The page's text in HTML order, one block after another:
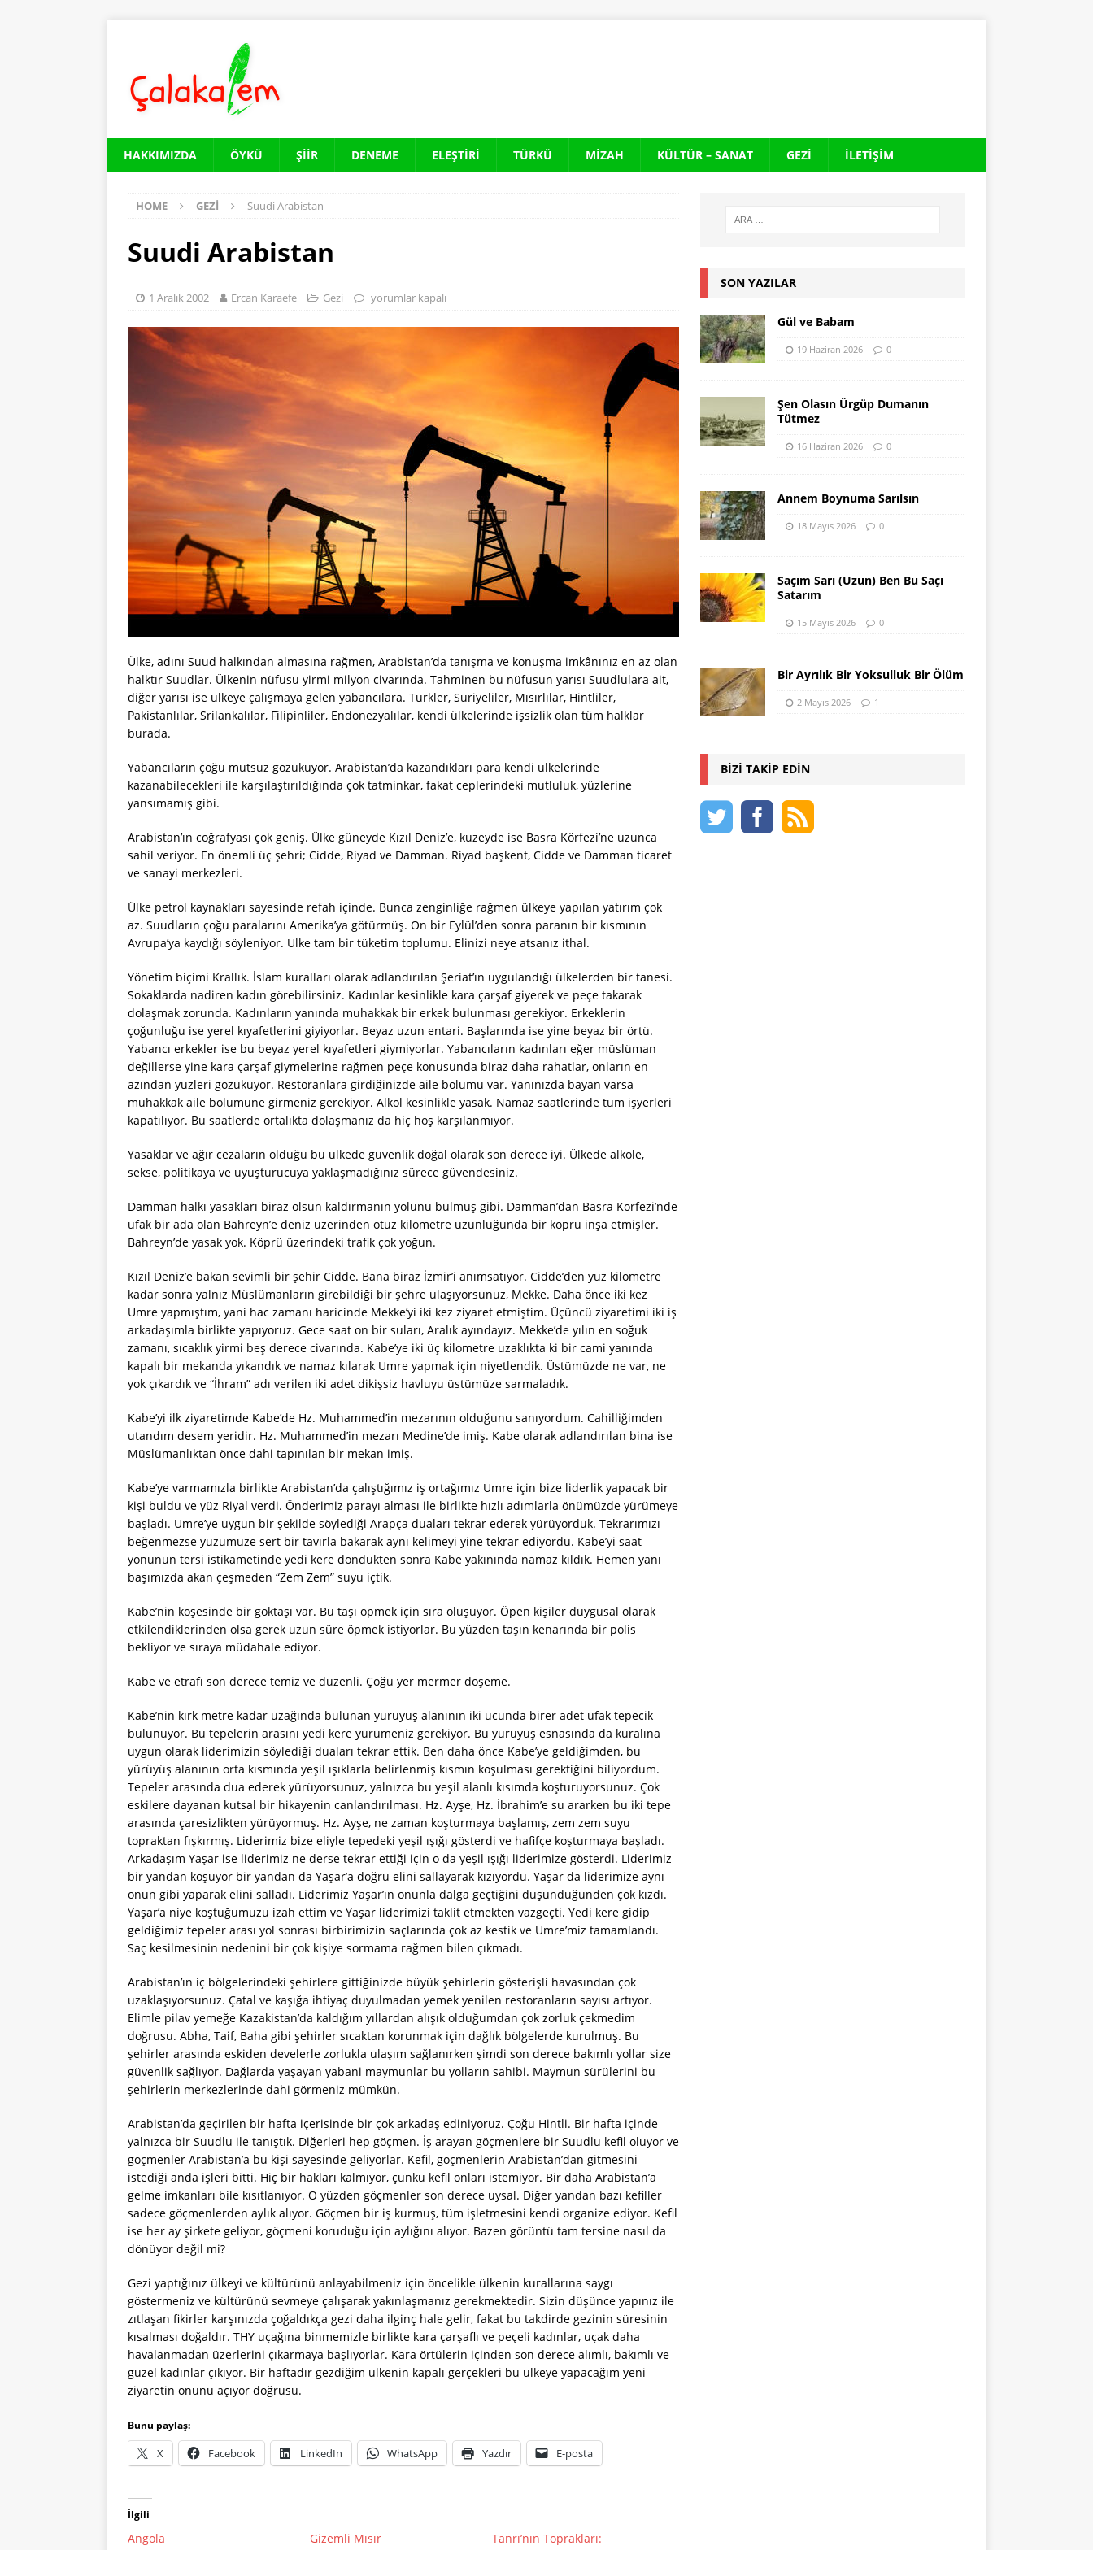
HAKKIMIZDA ÖYKÜ ŞIIR DENEME ELEŞTIRI TÜRKÜ MIZAH KÜLTÜR – SANAT GEZI İLETIŞIM
HOME GEZI Suudi Arabistan
Suudi Arabistan
1 Aralık 2002 Ercan Karaefe Gezi yorumlar kapalı
Ülke, adını Suud halkından almasına rağmen, Arabistan’da tanışma ve konuşma imkânınız en az olan
halktır Suudlar. Ülkenin nüfusu yirmi milyon civarında. Tahminen bu nüfusun yarısı Suudlulara ait,
diğer yarısı ise ülkeye çalışmaya gelen yabancılara. Türkler, Suriyeliler, Mısırlılar, Hintliler,
Pakistanlılar, Srilankalılar, Filipinliler, Endonezyalılar, kendi ülkelerinde işsizlik olan tüm halklar
burada.
Yabancıların çoğu mutsuz gözüküyor. Arabistan’da kazandıkları para kendi ülkelerinde
kazanabilecekleri ile karşılaştırıldığında çok tatminkar, fakat ceplerindeki mutluluk, yüzlerine
yansımamış gibi.
Arabistan’ın coğrafyası çok geniş. Ülke güneyde Kızıl Deniz’e, kuzeyde ise Basra Körfezi’ne uzunca
sahil veriyor. En önemli üç şehri; Cidde, Riyad ve Damman. Riyad başkent, Cidde ve Damman ticaret
ve sanayi merkezleri.
Ülke petrol kaynakları sayesinde refah içinde. Bunca zenginliğe rağmen ülkeye yapılan yatırım çok
az. Suudların çoğu paralarını Amerika’ya götürmüş. On bir Eylül’den sonra paranın bir kısmının
Avrupa’ya kaydığı söyleniyor. Ülke tam bir tüketim toplumu. Elinizi neye atsanız ithal.
Yönetim biçimi Krallık. İslam kuralları olarak adlandırılan Şeriat’ın uygulandığı ülkelerden bir tanesi.
Sokaklarda nadiren kadın görebilirsiniz. Kadınlar kesinlikle kara çarşaf giyerek ve peçe takarak
dolaşmak zorunda. Kadınların yanında muhakkak bir erkek bulunması gerekiyor. Erkeklerin
çoğunluğu ise yerel kıyafetlerini giyiyorlar. Beyaz uzun entari. Başlarında ise yine beyaz bir örtü.
Yabancı erkekler ise bu beyaz yerel kıyafetleri giymiyorlar. Yabancıların kadınları eğer müslüman
değillerse yine kara çarşaf giymelerine rağmen peçe konusunda biraz daha rahatlar, onların en
azından yüzleri gözüküyor. Restoranlara girdiğinizde aile bölümü var. Yanınızda bayan varsa
muhakkak aile bölümüne girmeniz gerekiyor. Alkol kesinlikle yasak. Namaz saatlerinde tüm işyerleri
kapatılıyor. Bu saatlerde ortalıkta dolaşmanız da hiç hoş karşılanmıyor.
Yasaklar ve ağır cezaların olduğu bu ülkede güvenlik doğal olarak son derece iyi. Ülkede alkole,
sekse, politikaya ve uyuşturucuya yaklaşmadığınız sürece güvendesiniz.
Damman halkı yasakları biraz olsun kaldırmanın yolunu bulmuş gibi. Damman’dan Basra Körfezi’nde
ufak bir ada olan Bahreyn’e deniz üzerinden otuz kilometre uzunluğunda bir köprü inşa etmişler.
Bahreyn’de yasak yok. Köprü üzerindeki trafik çok yoğun.
Kızıl Deniz’e bakan sevimli bir şehir Cidde. Bana biraz İzmir’i anımsatıyor. Cidde’den yüz kilometre
kadar sonra yalnız Müslümanların girebildiği bir şehre ulaşıyorsunuz, Mekke. Daha önce iki kez
Umre yapmıştım, yani hac zamanı haricinde Mekke’yi iki kez ziyaret etmiştim. Üçüncü ziyaretimi iki iş
arkadaşımla birlikte yapıyoruz. Gece saat on bir suları, Aralık ayındayız. Mekke’de yılın en soğuk
zamanı, sıcaklık yirmi beş derece civarında. Kabe’ye iki üç kilometre uzaklıkta ki bir cami yanında
kapalı bir mekanda yıkandık ve namaz kılarak Umre yapmak için niyetlendik. Üstümüzde ne var, ne
yok çıkardık ve “İhram” adı verilen iki adet dikişsiz havluyu üstümüze sarmaladık.
Kabe’yi ilk ziyaretimde Kabe’de Hz. Muhammed’in mezarının olduğunu sanıyordum. Cahilliğimden
utandım desem yeridir. Hz. Muhammed’in mezarı Medine’de imiş. Kabe olarak adlandırılan bina ise
Müslümanlıktan önce dahi tapınılan bir mekan imiş.
Kabe’ye varmamızla birlikte Arabistan’da çalıştığımız iş ortağımız Umre için bize liderlik yapacak bir
kişi buldu ve yüz Riyal verdi. Önderimiz parayı alması ile birlikte hızlı adımlarla önümüzde yürümeye
başladı. Umre’ye uygun bir şekilde söylediği Arapça duaları tekrar ederek yürüyorduk. Tekrarımızı
beğenmezse yüzümüze sert bir tavırla bakarak aynı kelimeyi yine tekrar ediyordu. Kabe’yi saat
yönünün tersi istikametinde yedi kere döndükten sonra Kabe yakınında namaz kıldık. Hemen yanı
başımızda akan çeşmeden “Zem Zem” suyu içtik.
Kabe’nin köşesinde bir göktaşı var. Bu taşı öpmek için sıra oluşuyor. Öpen kişiler duygusal olarak
etkilendiklerinden olsa gerek uzun süre öpmek istiyorlar. Bu yüzden taşın kenarında bir polis
bekliyor ve sıraya müdahale ediyor.
Kabe ve etrafı son derece temiz ve düzenli. Çoğu yer mermer döşeme.
Kabe’nin kırk metre kadar uzağında bulunan yürüyüş alanının iki ucunda birer adet ufak tepecik
bulunuyor. Bu tepelerin arasını yedi kere yürümeniz gerekiyor. Bu yürüyüş esnasında da kuralına
uygun olarak liderimizin söylediği duaları tekrar ettik. Ben daha önce Kabe’ye geldiğimden, bu
yürüyüş alanının orta kısmında yeşil ışıklarla belirlenmiş kısmın koşulması gerektiğini biliyordum.
Tepeler arasında dua ederek yürüyorsunuz, yalnızca bu yeşil alanlı kısımda koşturuyorsunuz. Çok
eskilere dayanan kutsal bir hikayenin canlandırılması. Hz. Ayşe, Hz. İbrahim’e su ararken bu iki tepe
arasında çaresizlikten yürüyormuş. Hz. Ayşe, ne zaman koşturmaya başlamış, zem zem suyu
topraktan fışkırmış. Liderimiz bize eliyle tepedeki yeşil ışığı gösterdi ve hafifçe koşturmaya başladı.
Arkadaşım Yaşar ise liderimiz ne derse tekrar ettiği için o da yeşil ışığı liderimize gösterdi. Liderimiz
bir yandan koşuyor bir yandan da Yaşar’a doğru elini sallayarak kızıyordu. Yaşar da liderimize aynı
onun gibi yaparak elini salladı. Liderimiz Yaşar’ın onunla dalga geçtiğini düşündüğünden çok kızdı.
Yaşar’a niye koştuğumuzu izah ettim ve Yaşar liderimizi taklit etmekten vazgeçti. Yedi kere gidip
geldiğimiz tepeler arası yol sonrası birbirimizin saçlarında çok az kestik ve Umre’miz tamamlandı.
Saç kesilmesinin nedenini bir çok kişiye sormama rağmen bilen çıkmadı.
Arabistan’ın iç bölgelerindeki şehirlere gittiğinizde büyük şehirlerin gösterişli havasından çok
uzaklaşıyorsunuz. Çatal ve kaşığa ihtiyaç duyulmadan yemek yenilen restoranların sayısı artıyor.
Elimle pilav yemeğe Kazakistan’da kaldığım yıllardan alışık olduğumdan çok zorluk çekmedim
doğrusu. Abha, Taif, Baha gibi şehirler sıcaktan korunmak için dağlık bölgelerde kurulmuş. Bu
şehirler arasında eskiden develerle zorlukla ulaşım sağlanırken şimdi son derece bakımlı yollar size
güvenlik sağlıyor. Dağlarda yaşayan yabani maymunlar bu yolların sahibi. Maymun sürülerini bu
şehirlerin merkezlerinde dahi görmeniz mümkün.
Arabistan’da geçirilen bir hafta içerisinde bir çok arkadaş ediniyoruz. Çoğu Hintli. Bir hafta içinde
yalnızca bir Suudlu ile tanıştık. Diğerleri hep göçmen. İş arayan göçmenlere bir Suudlu kefil oluyor ve
göçmenler Arabistan’a bu kişi sayesinde geliyorlar. Kefil, göçmenlerin Arabistan’dan gitmesini
istediği anda işleri bitti. Hiç bir hakları kalmıyor, çünkü kefil onları istemiyor. Bir daha Arabistan’a
gelme imkanları bile kısıtlanıyor. O yüzden göçmenler son derece uysal. Diğer yandan bazı kefiller
sadece göçmenlerden aylık alıyor. Göçmen bir iş kurmuş, tüm işletmesini kendi organize ediyor. Kefil
ise her ay şirkete geliyor, göçmeni koruduğu için aylığını alıyor. Bazen görüntü tam tersine nasıl da
dönüyor değil mi?
Gezi yaptığınız ülkeyi ve kültürünü anlayabilmeniz için öncelikle ülkenin kurallarına saygı
göstermeniz ve kültürünü sevmeye çalışarak yakınlaşmanız gerekmektedir. Sizin düşünce yapınız ile
zıtlaşan fikirler karşınızda çoğaldıkça gezi daha ilginç hale gelir, fakat bu takdirde gezinin süresinin
kısalması doğaldır. THY uçağına binmemizle birlikte kara çarşaflı ve peçeli kadınlar, uçak daha
havalanmadan üzerlerini çıkarmaya başlıyorlar. Kara örtülerin içinden son derece alımlı, bakımlı ve
güzel kadınlar çıkıyor. Bir haftadır gezdiğim ülkenin kapalı gerçekleri bu ülkeye yapacağım yeni
ziyaretin önünü açıyor doğrusu.
Bunu paylaş:
X Facebook LinkedIn WhatsApp Yazdır E-posta
İlgili
Angola
Gizemli Mısır
Tanrı’nın Toprakları:
SON YAZILAR
Gül ve Babam
19 Haziran 2026 0
Şen Olasın Ürgüp Dumanın
Tütmez
16 Haziran 2026 0
Annem Boynuma Sarılsın
18 Mayıs 2026 0
Saçım Sarı (Uzun) Ben Bu Saçı
Satarım
15 Mayıs 2026 0
Bir Ayrılık Bir Yoksulluk Bir Ölüm
2 Mayıs 2026 1
BIZI TAKIP EDIN